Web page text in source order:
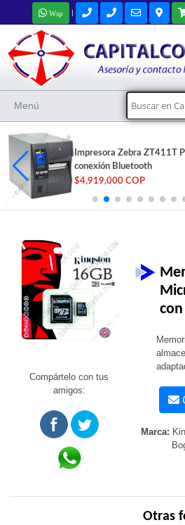
Wsp |
Menú
Impresora Zebra ZT411T
conexión Bluetooth
$4,919,000 COP
Compártelo con tus
amigos:
Marca:
Otras